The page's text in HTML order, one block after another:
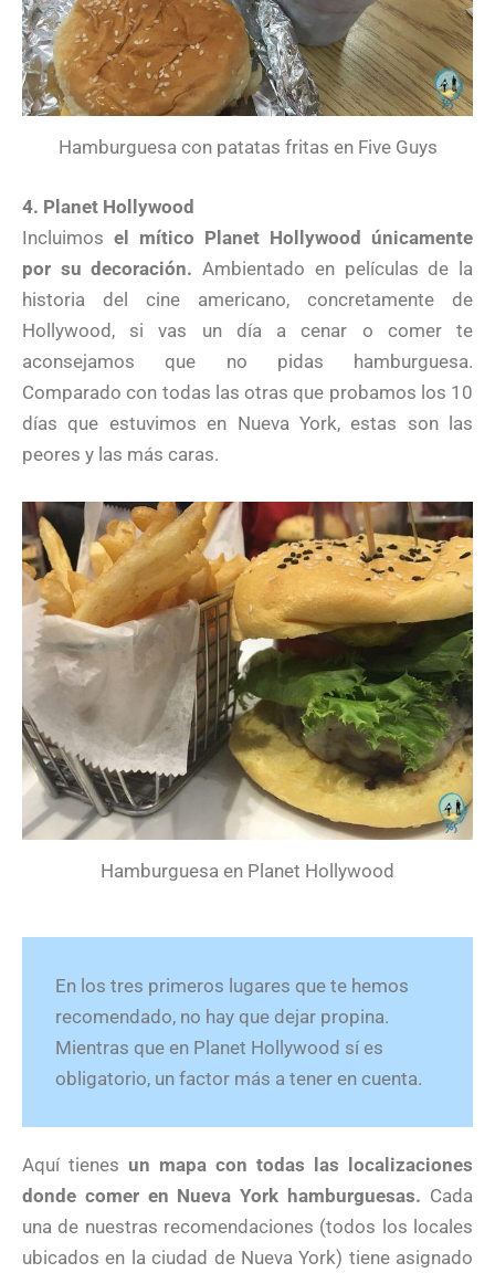
Hamburguesa con patatas fritas en Five Guys
4. Planet Hollywood
Incluimos el mítico Planet Hollywood únicamente
por su decoración. Ambientado en películas de la
historia del cine americano, concretamente de
Hollywood, si vas un día a cenar o comer te
aconsejamos que no pidas hamburguesa.
Comparado con todas las otras que probamos los 10
días que estuvimos en Nueva York, estas son las
peores y las más caras.
Hamburguesa en Planet Hollywood
En los tres primeros lugares que te hemos
recomendado, no hay que dejar propina.
Mientras que en Planet Hollywood sí es
obligatorio, un factor más a tener en cuenta.
Aquí tienes un mapa con todas las localizaciones
donde comer en Nueva York hamburguesas. Cada
una de nuestras recomendaciones (todos los locales
ubicados en la ciudad de Nueva York) tiene asignado